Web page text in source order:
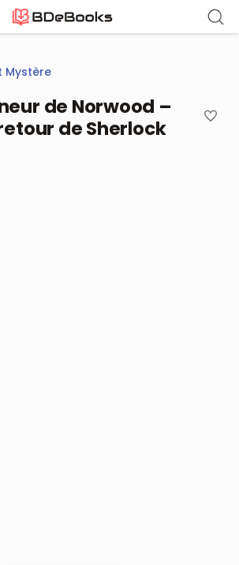
Mystère
de Norwood –
de Sherlock